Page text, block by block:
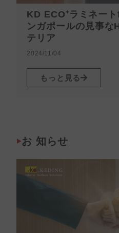
KD ECO⁺ラミネー
ンガポールの見事な
テリア
2024/11/04
もっと見る
お 知らせ